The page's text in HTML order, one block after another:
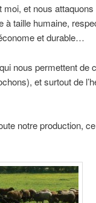
et nous
à taille humaine,
et durable…
nous permettent de
et surtout de
notre production,